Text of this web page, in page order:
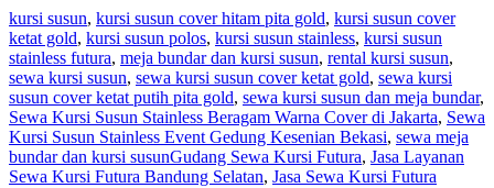
kursi susun, kursi susun cover hitam pita gold, kursi susun cover
ketat gold, kursi susun polos, kursi susun stainless, kursi susun
stainless futura, meja bundar dan kursi susun, rental kursi susun,
sewa kursi susun, sewa kursi susun cover ketat gold, sewa kursi
susun cover ketat putih pita gold, sewa kursi susun dan meja bundar,
Sewa Kursi Susun Stainless Beragam Warna Cover di Jakarta, Sewa
Kursi Susun Stainless Event Gedung Kesenian Bekasi, sewa meja
bundar dan kursi susunGudang Sewa Kursi Futura, Jasa Layanan
Sewa Kursi Futura Bandung Selatan, Jasa Sewa Kursi Futura